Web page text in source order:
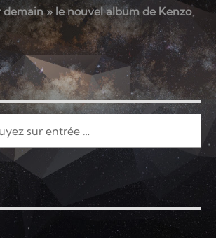
demain » le nouvel album de Kenzo